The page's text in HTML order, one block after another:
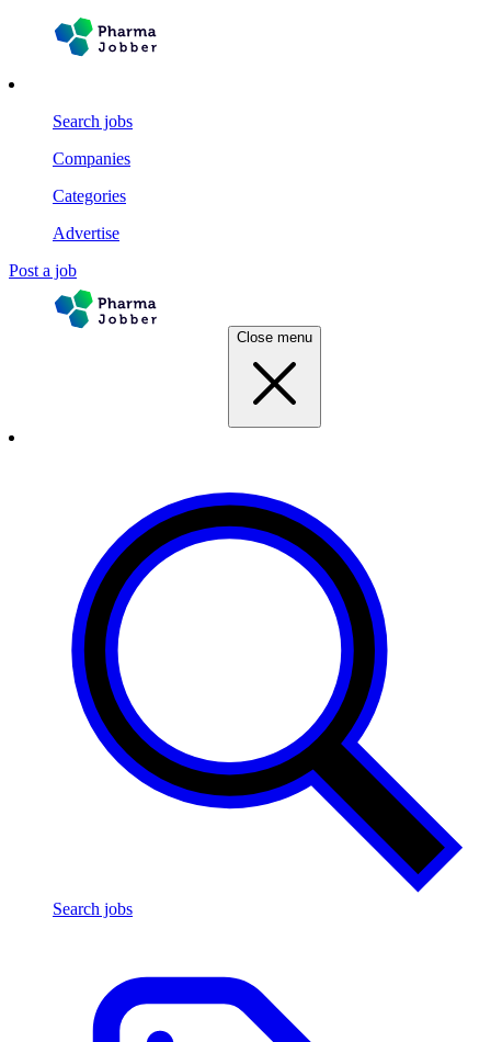
Search jobs
Companies
Categories
Advertise
Post a job
Close menu
Search jobs